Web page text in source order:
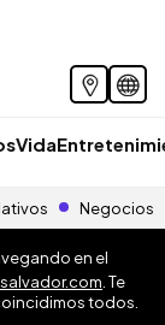
Vida
Negocios
en el
. Te
todos.